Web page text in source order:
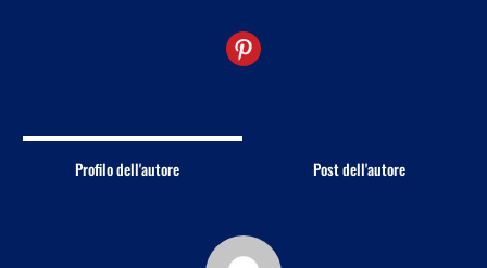
Profilo dell'autore Post dell'autore